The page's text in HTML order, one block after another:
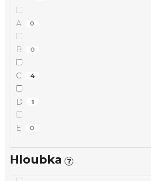
A 0
B 0
C 4
D 1
E 0
Hloubka ?